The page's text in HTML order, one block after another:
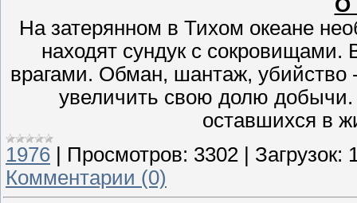
О
На затерянном в Тихом океане
находят сундук с сокровищами.
врагами. Обман, шантаж,
увеличить свою долю
оставшихся в
1976
Просмотров: 3302 Загрузок:
Комментарии (0)